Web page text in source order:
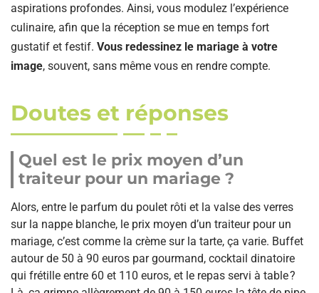
aspirations profondes. Ainsi, vous modulez l’expérience
culinaire, afin que la réception se mue en temps fort
gustatif et festif. Vous redessinez le mariage à votre
image, souvent, sans même vous en rendre compte.
Doutes et réponses
Quel est le prix moyen d’un
traiteur pour un mariage ?
Alors, entre le parfum du poulet rôti et la valse des verres
sur la nappe blanche, le prix moyen d’un traiteur pour un
mariage, c’est comme la crème sur la tarte, ça varie. Buffet
autour de 50 à 90 euros par gourmand, cocktail dinatoire
qui frétille entre 60 et 110 euros, et le repas servi à table ?